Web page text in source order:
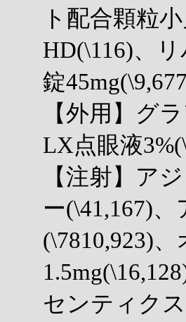
ト配合顆粒
HD(\116)、
錠
【外用】グ
LX点眼液
【注射】ア
ー(\41,167)
(\7810,923)
センティク